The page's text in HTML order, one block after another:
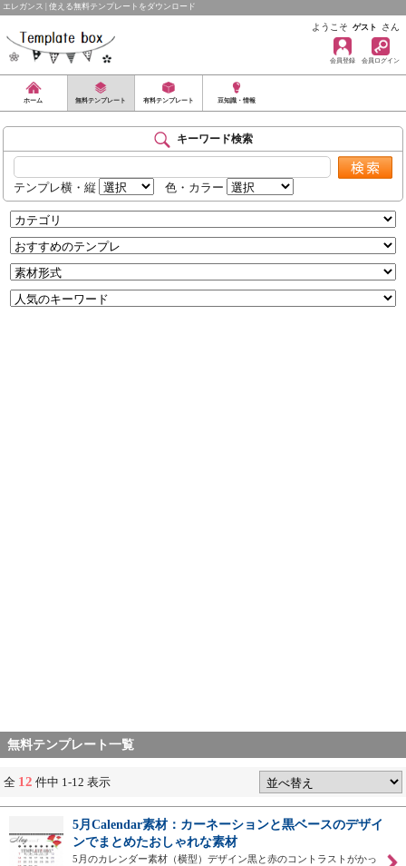
エレガンス | 使える無料テンプレートをダウンロード
ようこそ ゲスト さん
会員登録 会員ログイン
ホーム 無料テンプレート 有料テンプレート 豆知識・情報
キーワード検索
テンプレ横・縦 色・カラー
無料テンプレート一覧
全 12 件中 1-12 表示
5月Calendar素材：カーネーションと黒ベースのデザイ
ンでまとめたおしゃれな素材
5月のカレンダー素材（横型）デザイン黒と赤のコントラストがかっ